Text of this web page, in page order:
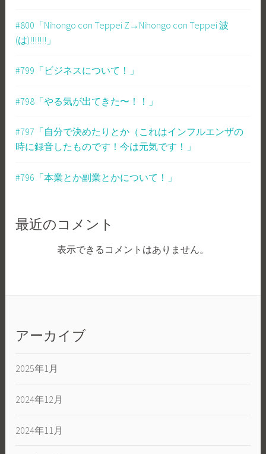
#800「Nihongo con Teppei Z→Nihongo con Teppei 波
(は)!!!!!!!」
#799「ビジネスについて！」
#798「やる気が出てきた〜！！」
#797「自分で決めたりとか（これはインフルエンザの
時に録音したものです！今は元気です！」
#796「本業とか副業とかについて！」
最近のコメント
表示できるコメントはありません。
アーカイブ
2025年1月
2024年12月
2024年11月